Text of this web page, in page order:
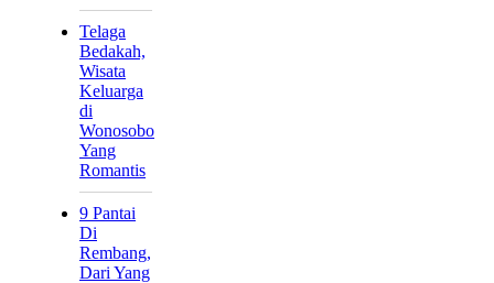
Telaga
Bedakah,
Wisata
Keluarga
di
Wonosobo
Yang
Romantis
9 Pantai
Di
Rembang,
Dari Yang